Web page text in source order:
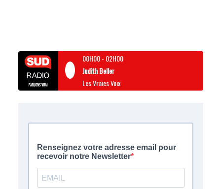
00H00- 02H00
Judith Beller
Les Vraies Voix